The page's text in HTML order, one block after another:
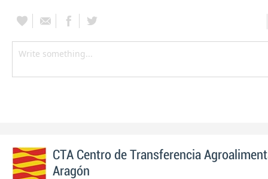
CTA Centro de Transferencia
Aragón